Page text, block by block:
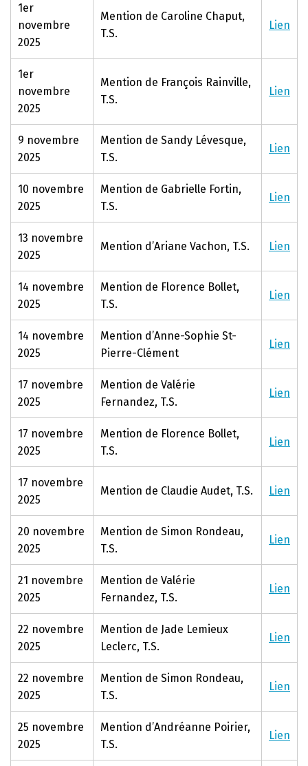
1er
novembre
2025
Mention de Caroline Chaput,
T.S.
Lien
1er
novembre
2025
Mention de François Rainville,
T.S.
Lien
9 novembre
2025
Mention de Sandy Lévesque,
T.S.
Lien
10 novembre
2025
Mention de Gabrielle Fortin,
T.S.
Lien
13 novembre
2025
Mention d’Ariane Vachon, T.S. Lien
14 novembre
2025
Mention de Florence Bollet,
T.S.
Lien
14 novembre
2025
Mention d’Anne-Sophie St-
Pierre-Clément
Lien
17 novembre
2025
Mention de Valérie
Fernandez, T.S.
Lien
17 novembre
2025
Mention de Florence Bollet,
T.S.
Lien
17 novembre
2025
Mention de Claudie Audet, T.S. Lien
20 novembre
2025
Mention de Simon Rondeau,
T.S.
Lien
21 novembre
2025
Mention de Valérie
Fernandez, T.S.
Lien
22 novembre
2025
Mention de Jade Lemieux
Leclerc, T.S.
Lien
22 novembre
2025
Mention de Simon Rondeau,
T.S.
Lien
25 novembre
2025
Mention d’Andréanne Poirier,
T.S.
Lien